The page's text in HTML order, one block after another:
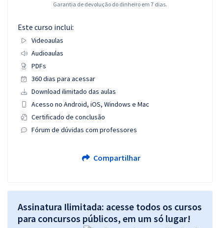
Garantia de devolução do dinheiro em 7 dias.
Este curso inclui:
Videoaulas
Audioaulas
PDFs
360 dias para acessar
Download ilimitado das aulas
Acesso no Android, iOS, Windows e Mac
Certificado de conclusão
Fórum de dúvidas com professores
Compartilhar
Assinatura Ilimitada: acesse todos os cursos
para concursos públicos, em um só lugar!